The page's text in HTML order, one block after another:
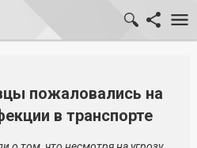
пожаловались на
в транспорте